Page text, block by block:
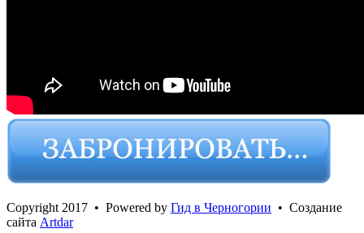
Сopyright 2017 • Powered by Гид в Черногории • Создание
сайта Artdar